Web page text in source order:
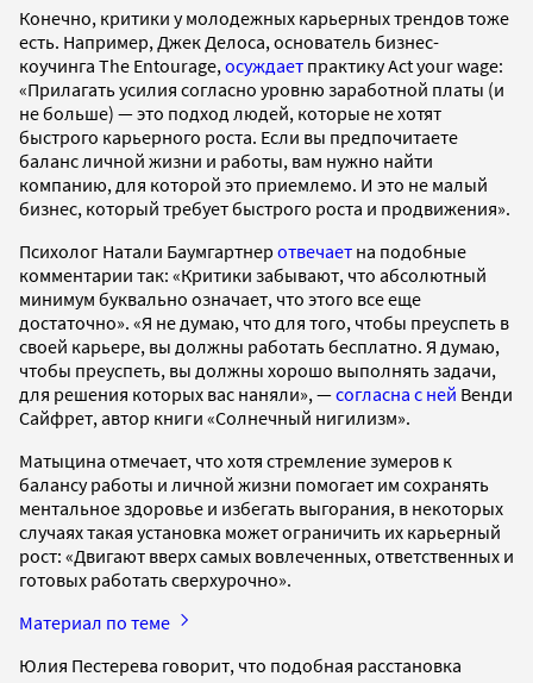
Конечно, критики у молодежных карьерных трендов тоже
есть. Например, Джек Делоса, основатель бизнес-
коучинга The Entourage,осуждает практику Act your wage:
«Прилагать усилия согласно уровню заработной платы (и
не больше) — это подход людей, которые не хотят
быстрого карьерного роста. Если вы предпочитаете
баланс личной жизни и работы, вам нужно найти
компанию, для которой это приемлемо. И это не малый
бизнес, который требует быстрого роста и продвижения».
Психолог Натали Баумгартнер отвечает на подобные
комментарии так: «Критики забывают, что абсолютный
минимум буквально означает, что этого все еще
достаточно». «Я не думаю, что для того, чтобы преуспеть в
своей карьере, вы должны работать бесплатно. Я думаю,
чтобы преуспеть, вы должны хорошо выполнять задачи,
для решения которых вас наняли», —согласна с ней Венди
Сайфрет, автор книги «Солнечный нигилизм».
Матыцина отмечает, что хотя стремление зумеров к
балансу работы и личной жизни помогает им сохранять
ментальное здоровье и избегать выгорания, в некоторых
случаях такая установка может ограничить их карьерный
рост: «Двигают вверх самых вовлеченных, ответственных и
готовых работать сверхурочно».
Материал по теме
Юлия Пестерева говорит, что подобная расстановка